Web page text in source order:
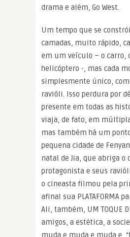
drama e além, Go West.
Um tempo que se
camadas, muito rápido,
em um veículo – o carro,
helicóptero -, mas cada
simplesmente único,
ravióli. Isso perdura por
presente em todas as
viaja, de fato, em
mas também há um
pequena cidade de
natal de Jia, que abriga o
protagonista e seus
o cineasta filmou pela
afinal sua PLATAFORMA
Ali, também, UM TOQUE
amigos, a estética, a
muda e muda e muda e,